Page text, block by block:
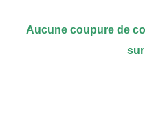
Aucune coupure de